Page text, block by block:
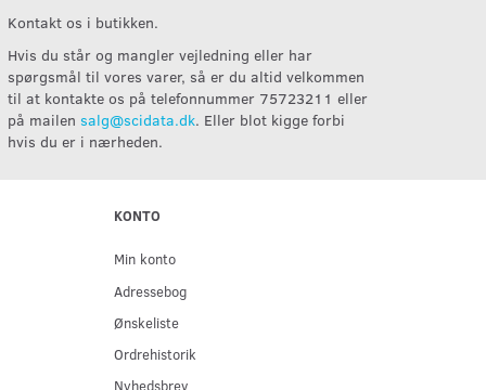
Kontakt os i butikken.
Hvis du står og mangler vejledning eller har
spørgsmål til vores varer, så er du altid velkommen
til at kontakte os på telefonnummer 75723211 eller
på mailen salg@scidata.dk. Eller blot kigge forbi
hvis du er i nærheden.
KONTO
Min konto
Adressebog
Ønskeliste
Ordrehistorik
Nyhedsbrev